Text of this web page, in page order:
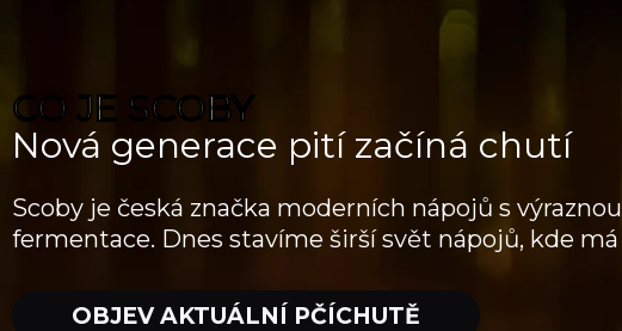
CO JE SCOBY
Nová generace pití začíná chutí
Scoby je česká značka moderních nápojů s
fermentace. Dnes stavíme širší svět nápojů, kde
OBJEV AKTUÁLNÍ PČÍCHUTĚ